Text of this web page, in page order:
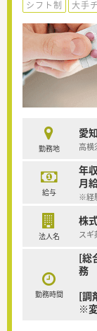
シフト制
大手
勤務地
愛
高横
給与
年
月
※経
法人名
株
ス
勤務時間
[総
務
[調
※